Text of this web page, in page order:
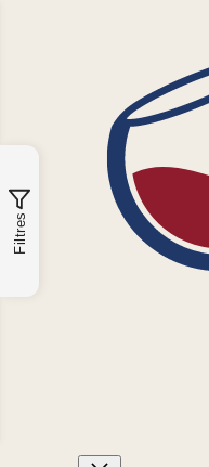
Filtres